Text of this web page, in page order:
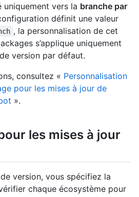
vers la branche par
définit une valeur
, la personnalisation de cet
s’applique uniquement
version par défaut.
consultez « Personnalisation
pour les mises à jour de
».
les mises à jour
version, vous spécifiez la
chaque écosystème pour